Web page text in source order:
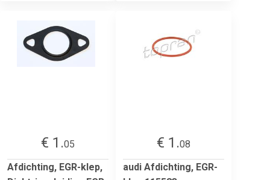
€ 1.05
Afdichting, EGR-klep,
€ 1.08
audi Afdichting, EGR-